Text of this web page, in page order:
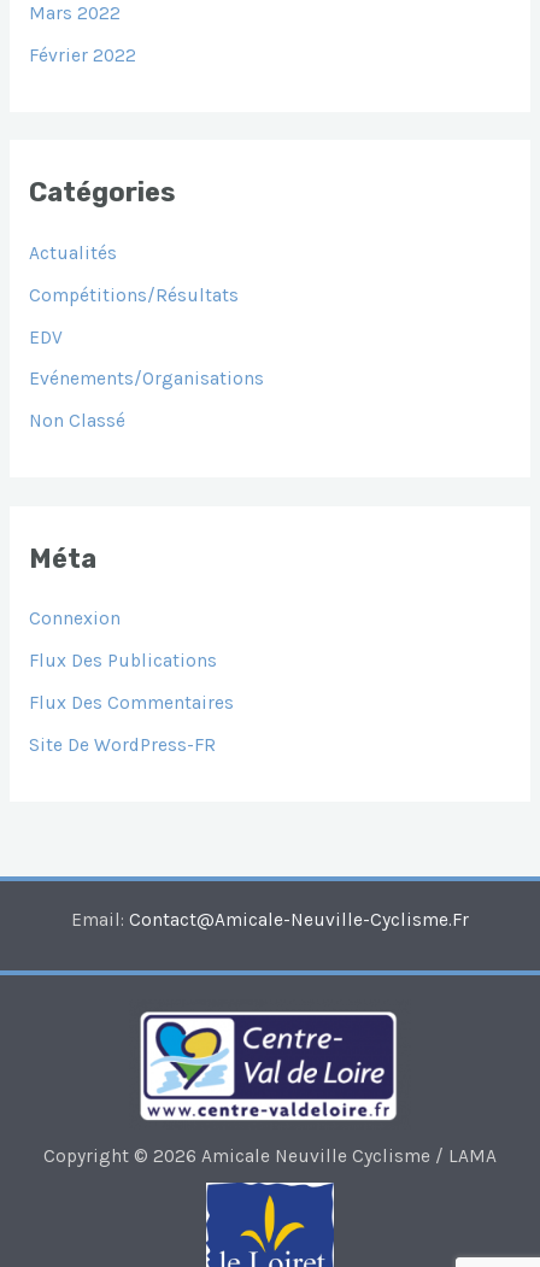
Mars 2022
Février 2022
Catégories
Actualités
Compétitions/Résultats
EDV
Evénements/Organisations
Non Classé
Méta
Connexion
Flux Des Publications
Flux Des Commentaires
Site De WordPress-FR
Email: Contact@amicale-Neuville-Cyclisme.fr
Copyright © 2026 Amicale Neuville Cyclisme / LAMA